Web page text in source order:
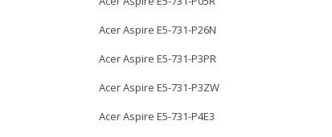
Acer Aspire E5-731-P26N
Acer Aspire E5-731-P3PR
Acer Aspire E5-731-P3ZW
Acer Aspire E5-731-P4E3